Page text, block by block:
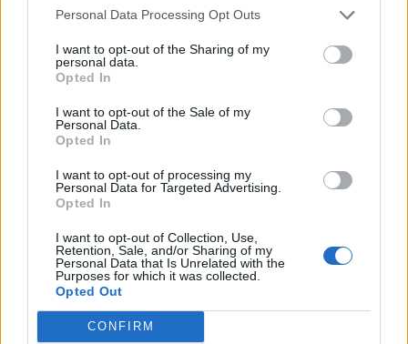
Personal Data Processing Opt Outs
I want to opt-out of the Sharing of my
personal data.
Opted In
I want to opt-out of the Sale of my
Personal Data.
Opted In
I want to opt-out of processing my
Personal Data for Targeted Advertising.
Opted In
I want to opt-out of Collection, Use,
Retention, Sale, and/or Sharing of my
Personal Data that Is Unrelated with the
Purposes for which it was collected.
Opted Out
CONFIRM
főparancsnoka a Militarnyi hírportálnak adott interjújában
megerősítette, hogy az orosz vezérkar aktívan számol egy
tábornok hangsúlyozta, hogy a fenyegetés valós. Egy ilyen
akció végrehajtása esetén jelentősen kiszélesedne a
A keresett cikk a portfolio.hu hírarchívumához
tartozik, melynek olvasása előfizetéses
regisztrációhoz kötött.
Az előfizetés a következőket tartalmazza: